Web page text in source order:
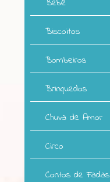
Bebê
Biscoitos
Bombeiros
Brinquedos
Chuva de Amor
Circo
Contos de Fadas